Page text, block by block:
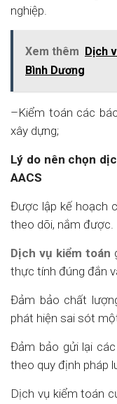
nghiệp.
Xem thêm Dịch
Bình Dương
–Kiểm toán các
xây dựng;
Lý do nên chọn
AACS
Được lập kế hoạch
theo dõi, nắm được.
Dịch vụ kiểm toán
thực tính đúng đắn
Đảm bảo chất
phát hiện sai sót
Đảm bảo gửi lại
theo quy định pháp
Dịch vụ kiểm toán